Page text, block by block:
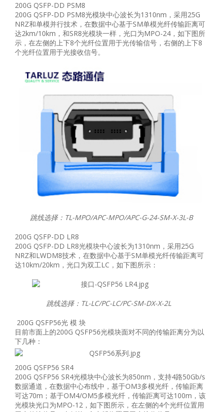
200G QSFP-DD PSM8
200G QSFP-DD PSM8光模块中心波长为1310nm，采用25G
NRZ和单模并行技术，在数据中心基于SM单模光纤传输距离可
达2km/10km，和SR8光模块一样，光口为MPO-24，如下图所
示，在左侧的上下8个光纤位置用于光传输信号，右侧的上下8
个光纤位置用于光接收信号。
跳线选择：TL-MPO/APC-MPO/APC-G-24-SM-X-3L-B
200G QSFP-DD LR8
200G QSFP-DD LR8光模块中心波长为1310nm，采用25G
NRZ和LWDM8技术，在数据中心基于SM单模光纤传输距离可
达10km/20km，光口为双工LC，如下图所示：
跳线选择：TL-LC/PC-LC/PC-SM-DX-X-2L
200G QSFP56光 模 块
目前市面上的200G QSFP56光模块面对不同的传输距离分为以
下几种：
200G QSFP56 SR4
200G QSFP56 SR4光模块中心波长为850nm，支持4路50Gb/s
数据通道，在数据中心布线中，基于OM3多模光纤，传输距离
可达70m；基于OM4/OM5多模光纤，传输距离可达100m，该
光模块光口为MPO-12，如下图所示，在左侧的4个光纤位置用